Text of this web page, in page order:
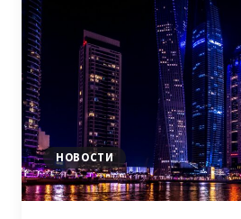
ЦВЕТКОВА
НОВОСТИ